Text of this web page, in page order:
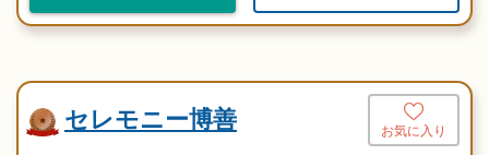
セレモニー博善 お気に入り